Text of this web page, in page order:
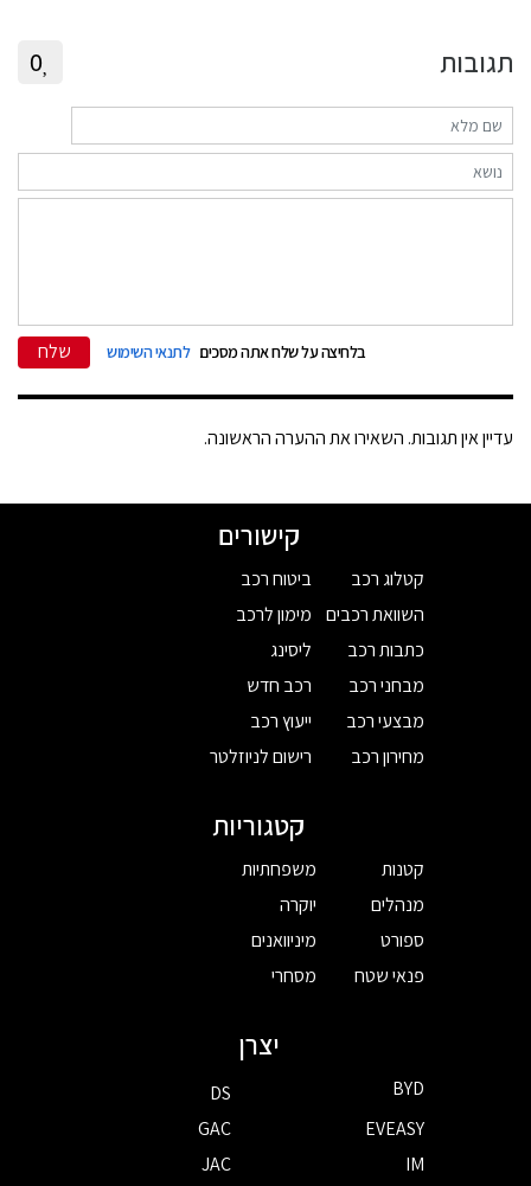
תגובות 0
בלחיצה על שלח אתה מסכים לתנאי השימוש שלח
עדיין אין תגובות. השאירו את ההערה הראשונה.
קישורים
קטלוג רכב
השוואת רכבים
כתבות רכב
מבחני רכב
מבצעי רכב
מחירון רכב
ביטוח רכב
מימון לרכב
ליסינג
רכב חדש
ייעוץ רכב
רישום לניוזלטר
קטגוריות
קטנות
מנהלים
ספורט
פנאי שטח
משפחתיות
יוקרה
מיניוואנים
מסחרי
יצרן
BYD
DS
EVEASY
GAC
IM
JAC